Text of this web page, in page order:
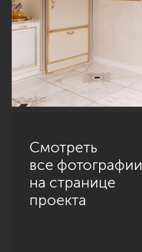
Смотреть
все фотографии
на странице
проекта